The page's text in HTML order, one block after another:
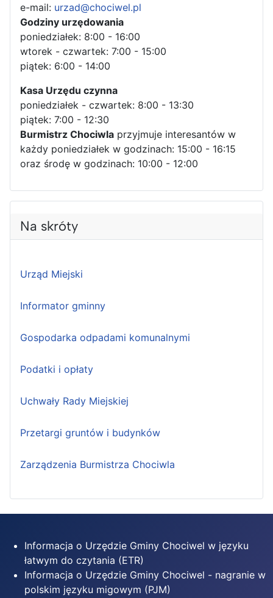
e-mail: urzad@chociwel.pl
Godziny urzędowania
poniedziałek: 8:00 - 16:00
wtorek - czwartek: 7:00 - 15:00
piątek: 6:00 - 14:00
Kasa Urzędu czynna
poniedziałek - czwartek: 8:00 - 13:30
piątek: 7:00 - 12:30
Burmistrz Chociwla przyjmuje interesantów w
każdy poniedziałek w godzinach: 15:00 - 16:15
oraz środę w godzinach: 10:00 - 12:00
Na skróty
Urząd Miejski
Informator gminny
Gospodarka odpadami komunalnymi
Podatki i opłaty
Uchwały Rady Miejskiej
Przetargi gruntów i budynków
Zarządzenia Burmistrza Chociwla
Informacja o Urzędzie Gminy Chociwel w języku
łatwym do czytania (ETR)
Informacja o Urzędzie Gminy Chociwel - nagranie w
polskim języku migowym (PJM)